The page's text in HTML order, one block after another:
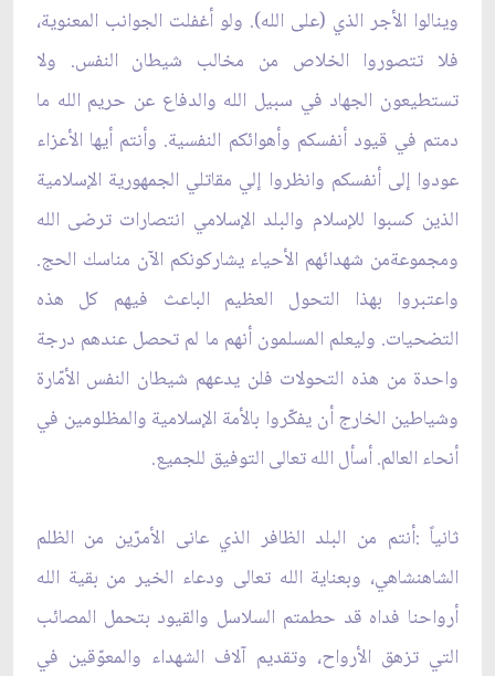
وينالوا الأجر الذي (على الله). ولو أغفلت الجوانب المعنوية،
فلا تتصوروا الخلاص من مخالب شيطان النفس. ولا
تستطيعون الجهاد في سبيل الله والدفاع عن حريم الله ما
دمتم في قيود أنفسكم وأهوائكم النفسية. وأنتم أيها الأعزاء
عودوا إلى أنفسكم وانظروا إلي مقاتلي الجمهورية الإسلامية
الذين كسبوا للإسلام والبلد الإسلامي انتصارات ترضى الله
ومجموعةمن شهدائهم الأحياء يشاركونكم الآن مناسك الحج.
واعتبروا بهذا التحول العظيم الباعث فيهم كل هذه
التضحيات. وليعلم المسلمون أنهم ما لم تحصل عندهم درجة
واحدة من هذه التحولات فلن يدعهم شيطان النفس الأمّارة
وشياطين الخارج أن يفكّروا بالأمة الإسلامية والمظلومين في
أنحاء العالم. أسأل الله تعالى التوفيق للجميع.
ثانياً :أنتم من البلد الظافر الذي عانى الأمرّين من الظلم
الشاهنشاهي، وبعناية الله تعالى ودعاء الخير من بقية الله
أرواحنا فداه قد حطمتم السلاسل والقيود بتحمل المصائب
التي تزهق الأرواح، وتقديم آلاف الشهداء والمعوّقين في